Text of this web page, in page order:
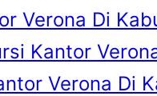
Verona Di
Kantor
Verona Di